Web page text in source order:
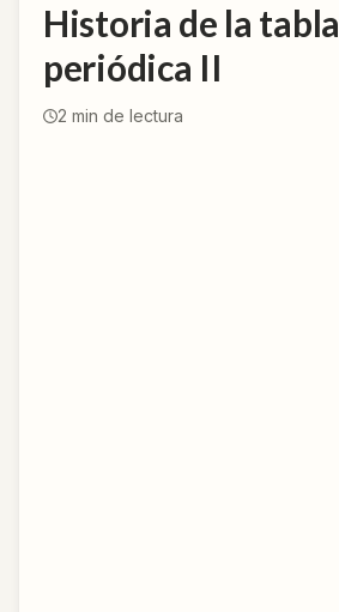
Historia de la tabla
periódica II
2 min de lectura